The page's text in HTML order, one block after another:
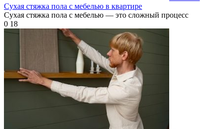
Сухая стяжка пола с мебелью в квартире
Сухая стяжка пола с мебелью — это сложный процесс
0 18